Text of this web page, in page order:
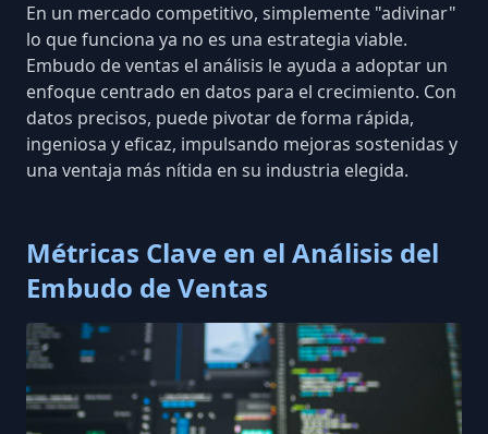
En un mercado competitivo, simplemente "adivinar"
lo que funciona ya no es una estrategia viable.
Embudo de ventas el análisis le ayuda a adoptar un
enfoque centrado en datos para el crecimiento. Con
datos precisos, puede pivotar de forma rápida,
ingeniosa y eficaz, impulsando mejoras sostenidas y
una ventaja más nítida en su industria elegida.
Métricas Clave en el Análisis del
Embudo de Ventas